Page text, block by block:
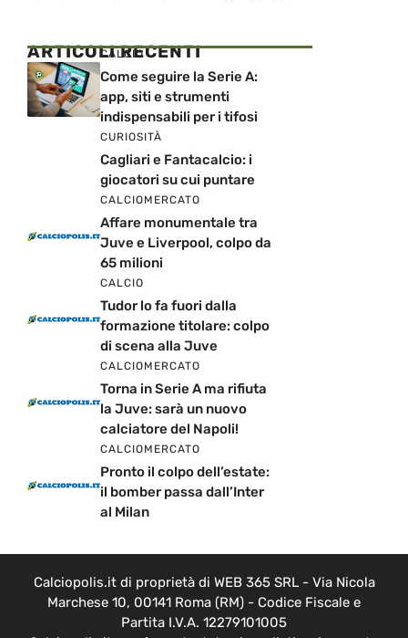
ARTICOLI RECENTI
CALCIO
Come seguire la Serie A:
app, siti e strumenti
indispensabili per i tifosi
CURIOSITÀ
Cagliari e Fantacalcio: i
giocatori su cui puntare
CALCIOMERCATO
Affare monumentale tra
Juve e Liverpool, colpo da
65 milioni
CALCIO
Tudor lo fa fuori dalla
formazione titolare: colpo
di scena alla Juve
CALCIOMERCATO
Torna in Serie A ma rifiuta
la Juve: sarà un nuovo
calciatore del Napoli!
CALCIOMERCATO
Pronto il colpo dell’estate:
il bomber passa dall’Inter
al Milan
Calciopolis.it di proprietà di WEB 365 SRL - Via Nicola
Marchese 10, 00141 Roma (RM) - Codice Fiscale e
Partita I.V.A. 12279101005